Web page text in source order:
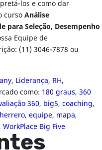
los e como dar
cursoAnálise
para Seleção, Desempenho
Equipe de
(11) 3046-7878 ou
, Liderança, RH,
como: 180 graus, 360
360, big5, coaching,
, equipe, mapa,
WorkPlace Big Five